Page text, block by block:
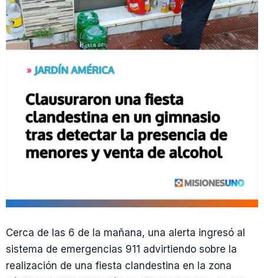
Cerca de las 6 de la mañana, una alerta ingresó al
sistema de emergencias 911 advirtiendo sobre la
realización de una fiesta clandestina en la zona